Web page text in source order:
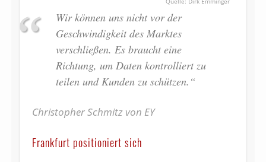
Wir können uns nicht vor der
Geschwindigkeit des Marktes
verschließen. Es braucht eine
Richtung, um Daten kontrolliert zu
teilen und Kunden zu schützen.“
Christopher Schmitz von EY
Frankfurt positioniert sich